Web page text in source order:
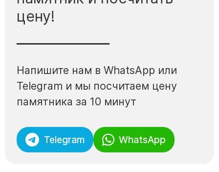
Скульптуры, барельефы и бюсты из бронзы
Памятники животным
Памятники младенцу
Памятники двойные
Памятники маме
Памятники жене
цену!
Напишите нам в WhatsApp или
Telegram и мы посчитаем цену
памятника за 10 минут
Telegram WhatsApp